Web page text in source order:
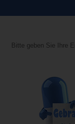
Bitte geben Sie Ihre